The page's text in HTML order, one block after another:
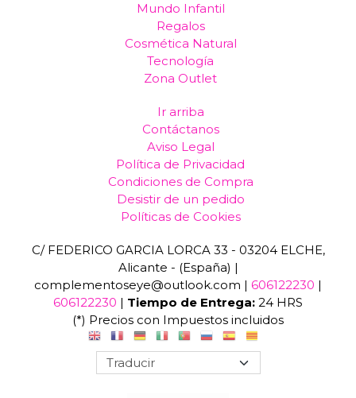
Mundo Infantil
Regalos
Cosmética Natural
Tecnología
Zona Outlet
Ir arriba
Contáctanos
Aviso Legal
Política de Privacidad
Condiciones de Compra
Desistir de un pedido
Políticas de Cookies
C/ FEDERICO GARCIA LORCA 33 - 03204 ELCHE,
Alicante - (España) |
complementoseye@outlook.com | 606122230 |
606122230 | Tiempo de Entrega: 24 HRS
(*) Precios con Impuestos incluidos